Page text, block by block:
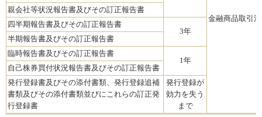
金融商品取引
親会社等状況報告書及びその訂正報告書
四半期報告書及びその訂正報告書
3年
半期報告書及びその訂正報告書
臨時報告書及びその訂正報告書
1年
自己株券買付状況報告書及びその訂正報告書
発行登録書及びその添付書類、発行登録追補
書類及びその添付書類並びにこれらの訂正発
行登録書
発行登録が
効力を失う
まで